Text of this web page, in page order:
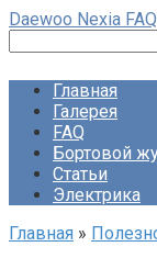
Перейти
контенту
Daewoo Nexia FAQ
Главная
Галерея
FAQ
Бортовой
Статьи
Электрика
Главная »